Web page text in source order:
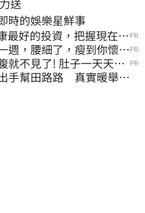
送
時的娛樂星鮮事
最好的投資，把握現在不 PR
週，腰細了，瘦到你懷疑PR
就不見了! 肚子一天天變 PR
手幫田路路 真實暖舉曝